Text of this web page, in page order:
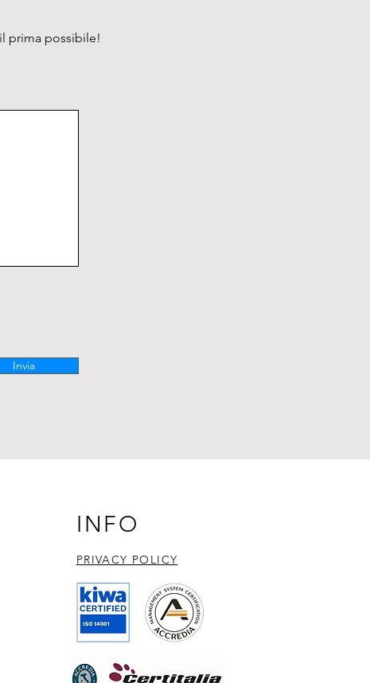
prima possibile!
Invia
INFO
PRIVACY POLICY​